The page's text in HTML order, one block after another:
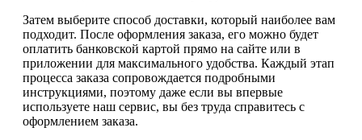
Затем выберите способ доставки, который наиболее вам
подходит. После оформления заказа, его можно будет
оплатить банковской картой прямо на сайте или в
приложении для максимального удобства. Каждый этап
процесса заказа сопровождается подробными
инструкциями, поэтому даже если вы впервые
используете наш сервис, вы без труда справитесь с
оформлением заказа.